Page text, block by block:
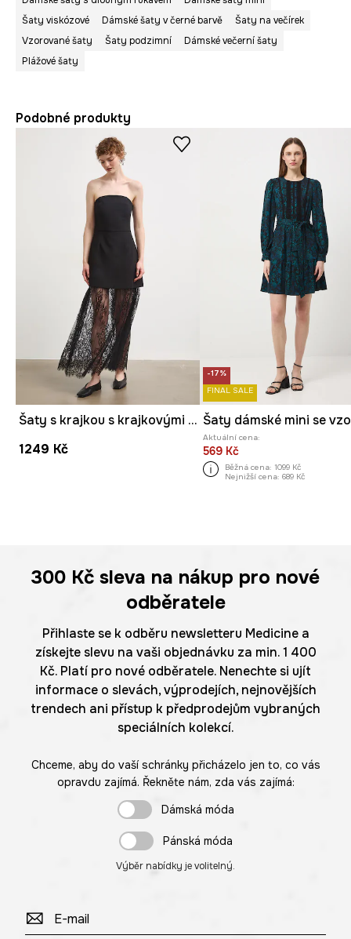
Šaty viskózové
Dámské šaty v černé barvě
Šaty na večírek
Vzorované šaty
Šaty podzimní
Dámské večerní šaty
Plážové šaty
Podobné produkty
Šaty s krajkou s krajkovými vsadkami
1249 Kč
-17%
FINAL SALE
Aktuální cena:
569 Kč
Běžná cena: 1099 Kč
Nejnižší cena: 689 Kč
300 Kč sleva na nákup pro nové
odběratele
Přihlaste se k odběru newsletteru Medicine a
získejte slevu na vaši objednávku za min. 1 400
Kč. Platí pro nové odběratele. Nenechte si ujít
informace o slevách, výprodejích, nejnovějších
trendech ani přístup k předprodejům vybraných
speciálních kolekcí.
Chceme, aby do vaší schránky přicházelo jen to, co vás
opravdu zajímá. Řekněte nám, zda vás zajímá:
Dámská móda
Pánská móda
Výběr nabídky je volitelný.